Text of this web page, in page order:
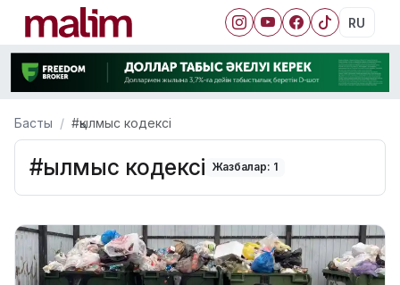
RU
Басты #қылмыс кодексі
#қылмыс кодексі Жазбалар: 1